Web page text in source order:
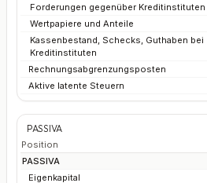
Forderungen gegenüber Kreditinstituten
Wertpapiere und Anteile
Kassenbestand, Schecks, Guthaben bei
Kreditinstituten
Rechnungsabgrenzungsposten
Aktive latente Steuern
PASSIVA
Position
PASSIVA
Eigenkapital